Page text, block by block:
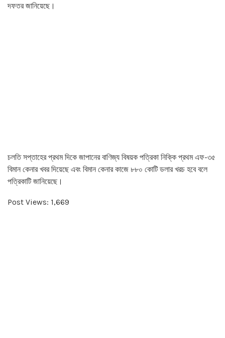
দফতর জানিয়েছে।
চলতি সপ্তাহের প্রথম দিকে জাপানের বাণিজ্য বিষয়ক পত্রিকা নিক্কি প্রথম এফ-৩৫
বিমান কেনার খবর দিয়েছে এবং বিমান কেনার কাজে ৮৮০ কোটি ডলার খরচ হবে বলে
পত্রিকাটি জানিয়েছে।
Post Views: 1,669